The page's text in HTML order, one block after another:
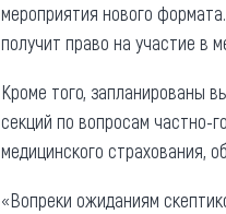
мероприятия нового
получит право на участие в
Кроме того, запланированы
секций по вопросам частно-
медицинского страхования,
«Вопреки ожиданиям